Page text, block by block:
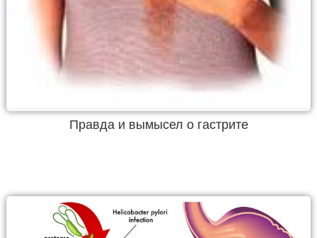
Правда и вымысел о гастрите